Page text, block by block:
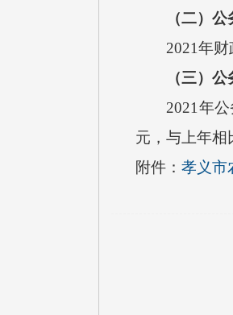
（二）
2021年财
（三）
2021 年
元，与上年相
附件： 孝义市